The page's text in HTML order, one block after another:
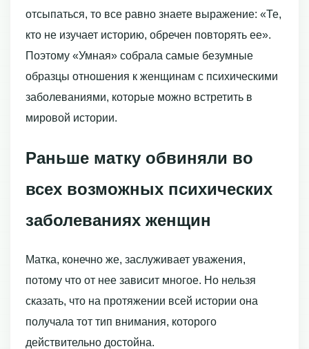
отсыпаться, то все равно знаете выражение: «Те,
кто не изучает историю, обречен повторять ее».
Поэтому «Умная» собрала самые безумные
образцы отношения к женщинам с психическими
заболеваниями, которые можно встретить в
мировой истории.
Раньше матку обвиняли во
всех возможных психических
заболеваниях женщин
Матка, конечно же, заслуживает уважения,
потому что от нее зависит многое. Но нельзя
сказать, что на протяжении всей истории она
получала тот тип внимания, которого
действительно достойна.